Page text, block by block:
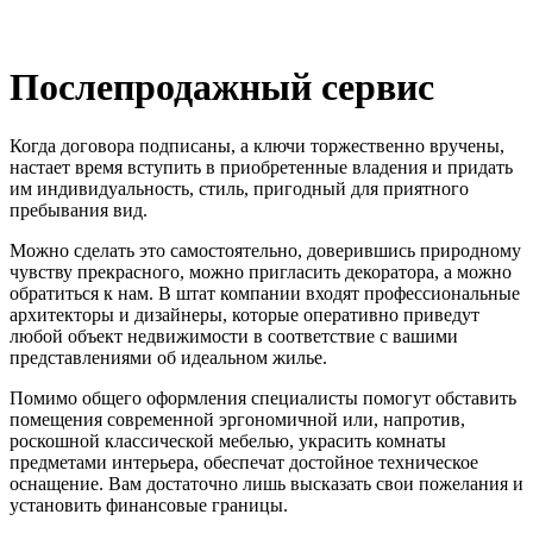
Послепродажный сервис
Когда договора подписаны, а ключи торжественно вручены,
настает время вступить в приобретенные владения и придать
им индивидуальность, стиль, пригодный для приятного
пребывания вид.
Можно сделать это самостоятельно, доверившись природному
чувству прекрасного, можно пригласить декоратора, а можно
обратиться к нам. В штат компании входят профессиональные
архитекторы и дизайнеры, которые оперативно приведут
любой объект недвижимости в соответствие с вашими
представлениями об идеальном жилье.
Помимо общего оформления специалисты помогут обставить
помещения современной эргономичной или, напротив,
роскошной классической мебелью, украсить комнаты
предметами интерьера, обеспечат достойное техническое
оснащение. Вам достаточно лишь высказать свои пожелания и
установить финансовые границы.